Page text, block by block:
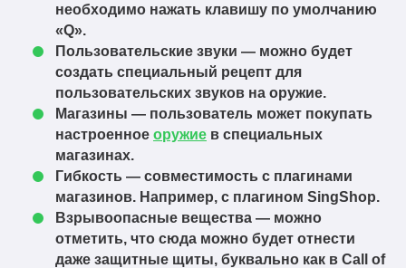
необходимо нажать клавишу по умолчанию
«Q».
Пользовательские звуки — можно будет
создать специальный рецепт для
пользовательских звуков на оружие.
Магазины — пользователь может покупать
настроенное оружие в специальных
магазинах.
Гибкость — совместимость с плагинами
магазинов. Например, с плагином SingShop.
Взрывоопасные вещества — можно
отметить, что сюда можно будет отнести
даже защитные щиты, буквально как в Call of